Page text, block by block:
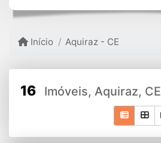
Início Aquiraz - CE
16 Imóveis, Aquiraz, CE